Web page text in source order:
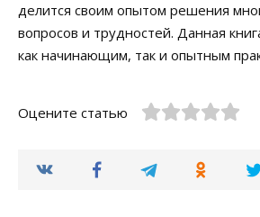
делится своим опытом решения
вопросов и трудностей. Данная
как начинающим, так и опытным
Оцените статью